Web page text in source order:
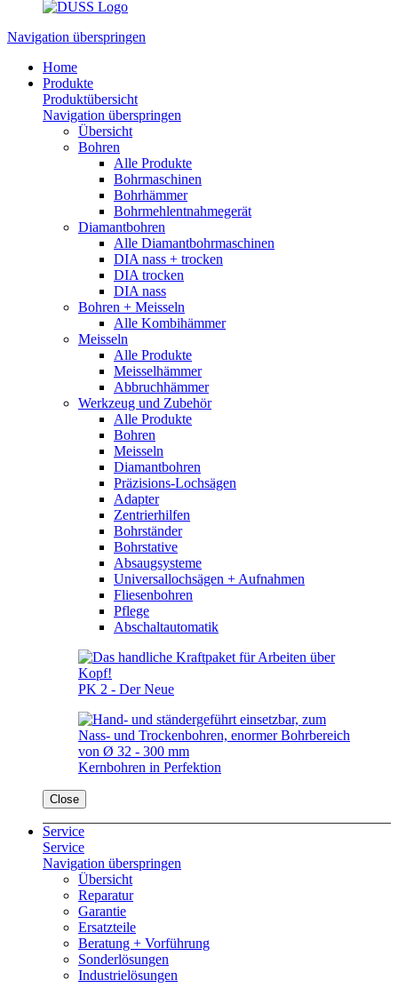
Navigation überspringen
Home
Produkte
Produktübersicht
Navigation überspringen
Übersicht
Bohren
Alle Produkte
Bohrmaschinen
Bohrhämmer
Bohrmehlentnahmegerät
Diamantbohren
Alle Diamantbohrmaschinen
DIA nass + trocken
DIA trocken
DIA nass
Bohren + Meisseln
Alle Kombihämmer
Meisseln
Alle Produkte
Meisselhämmer
Abbruchhämmer
Werkzeug und Zubehör
Alle Produkte
Bohren
Meisseln
Diamantbohren
Präzisions-Lochsägen
Adapter
Zentrierhilfen
Bohrständer
Bohrstative
Absaugsysteme
Universallochsägen + Aufnahmen
Fliesenbohren
Pflege
Abschaltautomatik
PK 2 - Der Neue
Kernbohren in Perfektion
Close
Service
Service
Navigation überspringen
Übersicht
Reparatur
Garantie
Ersatzteile
Beratung + Vorführung
Sonderlösungen
Industrielösungen